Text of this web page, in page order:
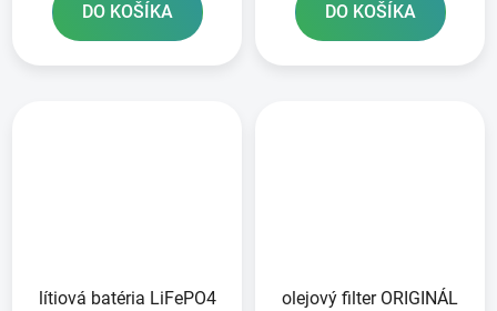
DO KOŠÍKA DO KOŠÍKA
lítiová batéria LiFePO4
olejový filter ORIGINÁL